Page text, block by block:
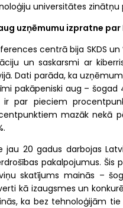
universitātes zinātņu
uzņēmumu izpratne
centrā bija SKDS
un saskarsmi ar
Dati parāda, ka
pakāpeniski aug – šogad
ir par pieciem
mazāk nekā
jau 20 gadus darbojas
pakalpojumus.
skatījums mainās –
kā izaugsmes un
ka bez tehnoloģijām